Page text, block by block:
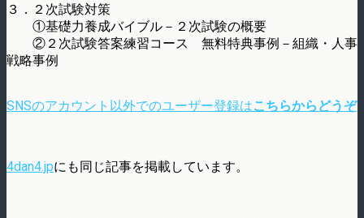
３．２次試験対策
①基礎力養成バイブル－２次試験の概要
②２次試験答案練習コース 無料特典事例－組織・人事
戦略事例
SNSのアカウント以外でのユーザー登録はこちらからどうぞ
4dan4.jpにも同じ記事を掲載しています。